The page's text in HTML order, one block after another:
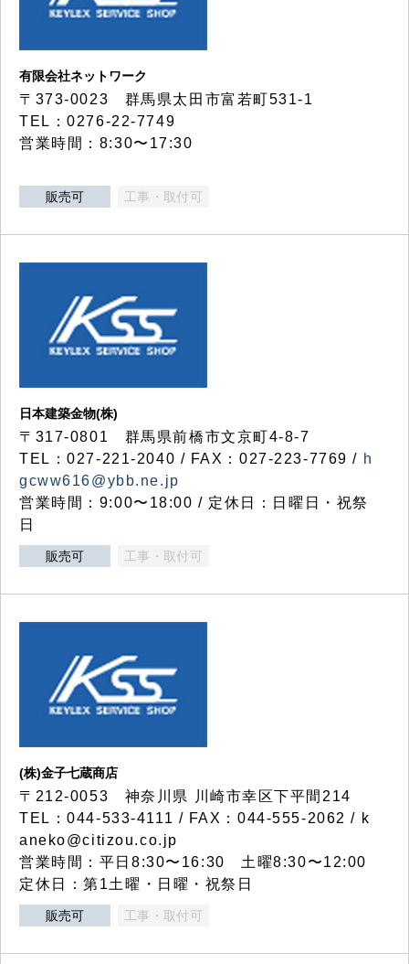
有限会社ネットワーク
〒373-0023 群馬県太田市富若町531-1
TEL：0276-22-7749
営業時間：8:30〜17:30
販売可 工事・取付可
日本建築金物(株)
〒317‐0801 群馬県前橋市文京町4-8-7
TEL：027-221-2040 / FAX：027-223-7769 / h
gcww616@ybb.ne.jp
営業時間：9:00〜18:00 / 定休日：日曜日・祝祭
日
販売可 工事・取付可
(株)金子七蔵商店
〒212-0053 神奈川県 川崎市幸区下平間214
TEL：044-533-4111 / FAX：044-555-2062 / k
aneko@citizou.co.jp
営業時間：平日8:30〜16:30 土曜8:30〜12:00
定休日：第1土曜・日曜・祝祭日
販売可 工事・取付可